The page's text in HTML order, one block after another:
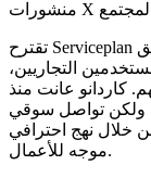
تقترح Serviceplan معالجة هذه الفجوة من خلال نظام تسويق
التجاريين،
كاردانو عانت منذ
ولكن تواصل سوقي
خلال نهج احترافي
موجه للأعمال.